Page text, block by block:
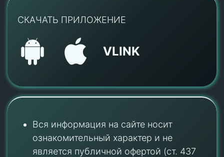
СКАЧАТЬ ПРИЛОЖЕНИЕ
VLINK
Вся информация на сайте носит
ознакомительный характер и не
является публичной офертой (ст. 437